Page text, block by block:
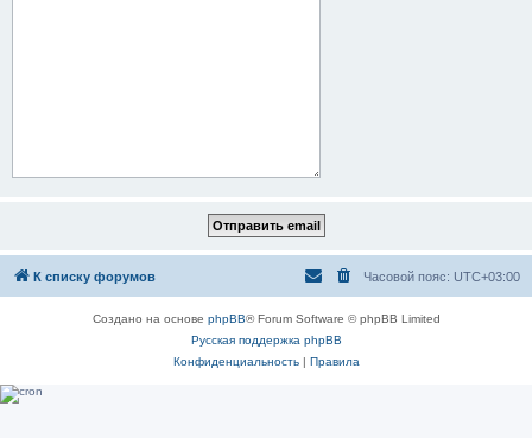
К списку форумов Часовой пояс: UTC+03:00
Создано на основе phpBB® Forum Software © phpBB Limited
Русская поддержка phpBB
Конфиденциальность| Правила